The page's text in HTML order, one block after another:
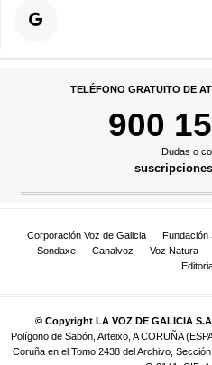
TELÉFONO GRATUITO DE
900
Dudas o
Corporación Voz de Galicia Fundación
Sondaxe
Canalvoz Voz Natura
© Copyright LA VOZ DE GALICIA
Polígono de Sabón, Arteixo, A CORUÑA
Coruña en el Tomo 2438 del Archivo,